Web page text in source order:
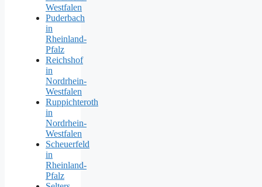
Westfalen
Puderbach
in
Rheinland-
Pfalz
Reichshof
in
Nordrhein-
Westfalen
Ruppichteroth
in
Nordrhein-
Westfalen
Scheuerfeld
in
Rheinland-
Pfalz